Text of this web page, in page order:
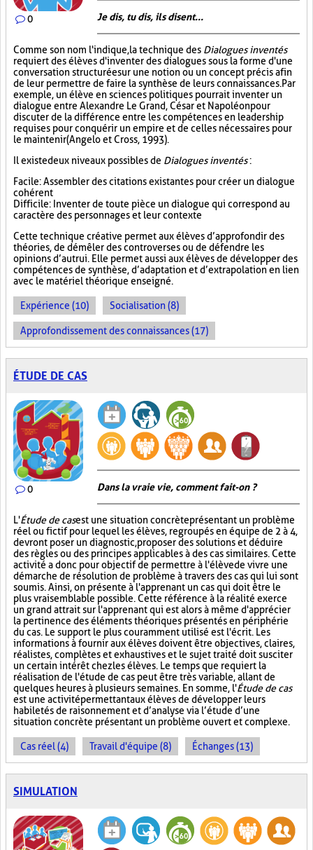
0 Je dis, tu dis, ils disent...
Comme son nom l'indique, la technique des Dialogues inventés
requiert des élèves d'inventer des dialogues sous la forme d'une
conversation structurée sur une notion ou un concept précis afin
de leur permettre de faire la synthèse de leurs connaissances. Par
exemple, un élève en sciences politiques pourrait inventer un
dialogue entre Alexandre Le Grand, César et Napoléon pour
discuter de la différence entre les compétences en leadership
requises pour conquérir un empire et de celles nécessaires pour
le maintenir (Angelo et Cross, 1993).
Il existe deux niveaux possibles de Dialogues inventés:
Facile : Assembler des citations existantes pour créer un dialogue
cohérent
Difficile : Inventer de toute pièce un dialogue qui correspond au
caractère des personnages et leur contexte
Cette technique créative permet aux élèves d’approfondir des
théories, de démêler des controverses ou de défendre les
opinions d’autrui. Elle permet aussi aux élèves de développer des
compétences de synthèse, d’adaptation et d’extrapolation en lien
avec le matériel théorique enseigné.
Expérience (10) Socialisation (8)
Approfondissement des connaissances (17)
ÉTUDE DE CAS
0 Dans la vraie vie, comment fait-on ?
L'Étude de casest une situation concrète présentant un problème
réel ou fictif pour lequel les élèves, regroupés en équipe de 2 à 4,
devront poser un diagnostic, proposer des solutions et déduire
des règles ou des principes applicables à des cas similaires. Cette
activité a donc pour objectif de permettre à l'élève de vivre une
démarche de résolution de problème à travers des cas qui lui sont
soumis. Ainsi, on présente à l'apprenant un cas qui doit être le
plus vraisemblable possible. Cette référence à la réalité exerce
un grand attrait sur l'apprenant qui est alors à même d'apprécier
la pertinence des éléments théoriques présentés en périphérie
du cas. Le support le plus couramment utilisé est l'écrit. Les
informations à fournir aux élèves doivent être objectives, claires,
réalistes, complètes et exhaustives et le sujet traité doit susciter
un certain intérêt chez les élèves. Le temps que requiert la
réalisation de l'étude de cas peut être très variable, allant de
quelques heures à plusieurs semaines. En somme, l'Étude de cas
est une activité permettant aux élèves de développer leurs
habiletés de raisonnement et d’analyse via l’étude d’une
situation concrète présentant un problème ouvert et complexe.
Cas réel (4) Travail d'équipe (8) Échanges (13)
SIMULATION